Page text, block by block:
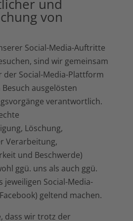
und
von
Social-Media-Auftritte
sind wir gemeinsam
Social-Media-Plattform
ausgelösten
verantwortlich.
Löschung,
Verarbeitung,
und Beschwerde)
ggü. uns als auch ggü.
jeweiligen Social-Media-
geltend machen.
dass wir trotz der